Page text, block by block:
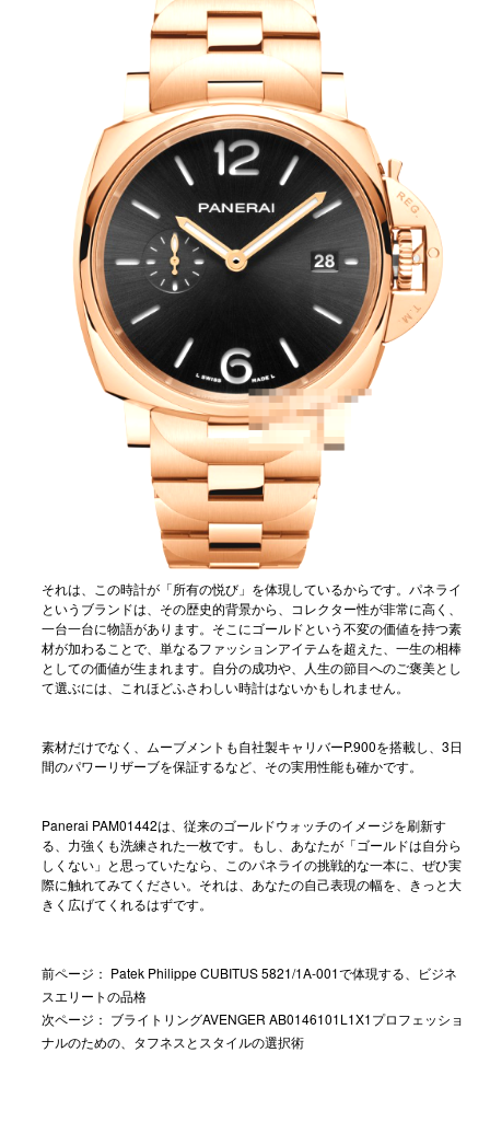
それは、この時計が「所有の悦び」を体現しているからです。パネライ
というブランドは、その歴史的背景から、コレクター性が非常に高く、
一台一台に物語があります。そこにゴールドという不変の価値を持つ素
材が加わることで、単なるファッションアイテムを超えた、一生の相棒
としての価値が生まれます。自分の成功や、人生の節目へのご褒美とし
て選ぶには、これほどふさわしい時計はないかもしれません。
素材だけでなく、ムーブメントも自社製キャリバーP.900を搭載し、3日
間のパワーリザーブを保証するなど、その実用性能も確かです。
Panerai PAM01442は、従来のゴールドウォッチのイメージを刷新す
る、力強くも洗練された一枚です。もし、あなたが「ゴールドは自分ら
しくない」と思っていたなら、このパネライの挑戦的な一本に、ぜひ実
際に触れてみてください。それは、あなたの自己表現の幅を、きっと大
きく広げてくれるはずです。
前ページ： Patek Philippe CUBITUS 5821/1A-001で体現する、ビジネ
スエリートの品格
次ページ： ブライトリングAVENGER AB0146101L1X1プロフェッショ
ナルのための、タフネスとスタイルの選択術